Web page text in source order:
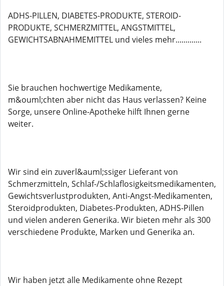
ADHS-PILLEN, DIABETES-PRODUKTE, STEROID-
PRODUKTE, SCHMERZMITTEL, ANGSTMITTEL,
GEWICHTSABNAHMEMITTEL und vieles mehr.............
Sie brauchen hochwertige Medikamente,
m&ouml;chten aber nicht das Haus verlassen? Keine
Sorge, unsere Online-Apotheke hilft Ihnen gerne
weiter.
Wir sind ein zuverl&auml;ssiger Lieferant von
Schmerzmitteln, Schlaf-/Schlaflosigkeitsmedikamenten,
Gewichtsverlustprodukten, Anti-Angst-Medikamenten,
Steroidprodukten, Diabetes-Produkten, ADHS-Pillen
und vielen anderen Generika. Wir bieten mehr als 300
verschiedene Produkte, Marken und Generika an.
Wir haben jetzt alle Medikamente ohne Rezept